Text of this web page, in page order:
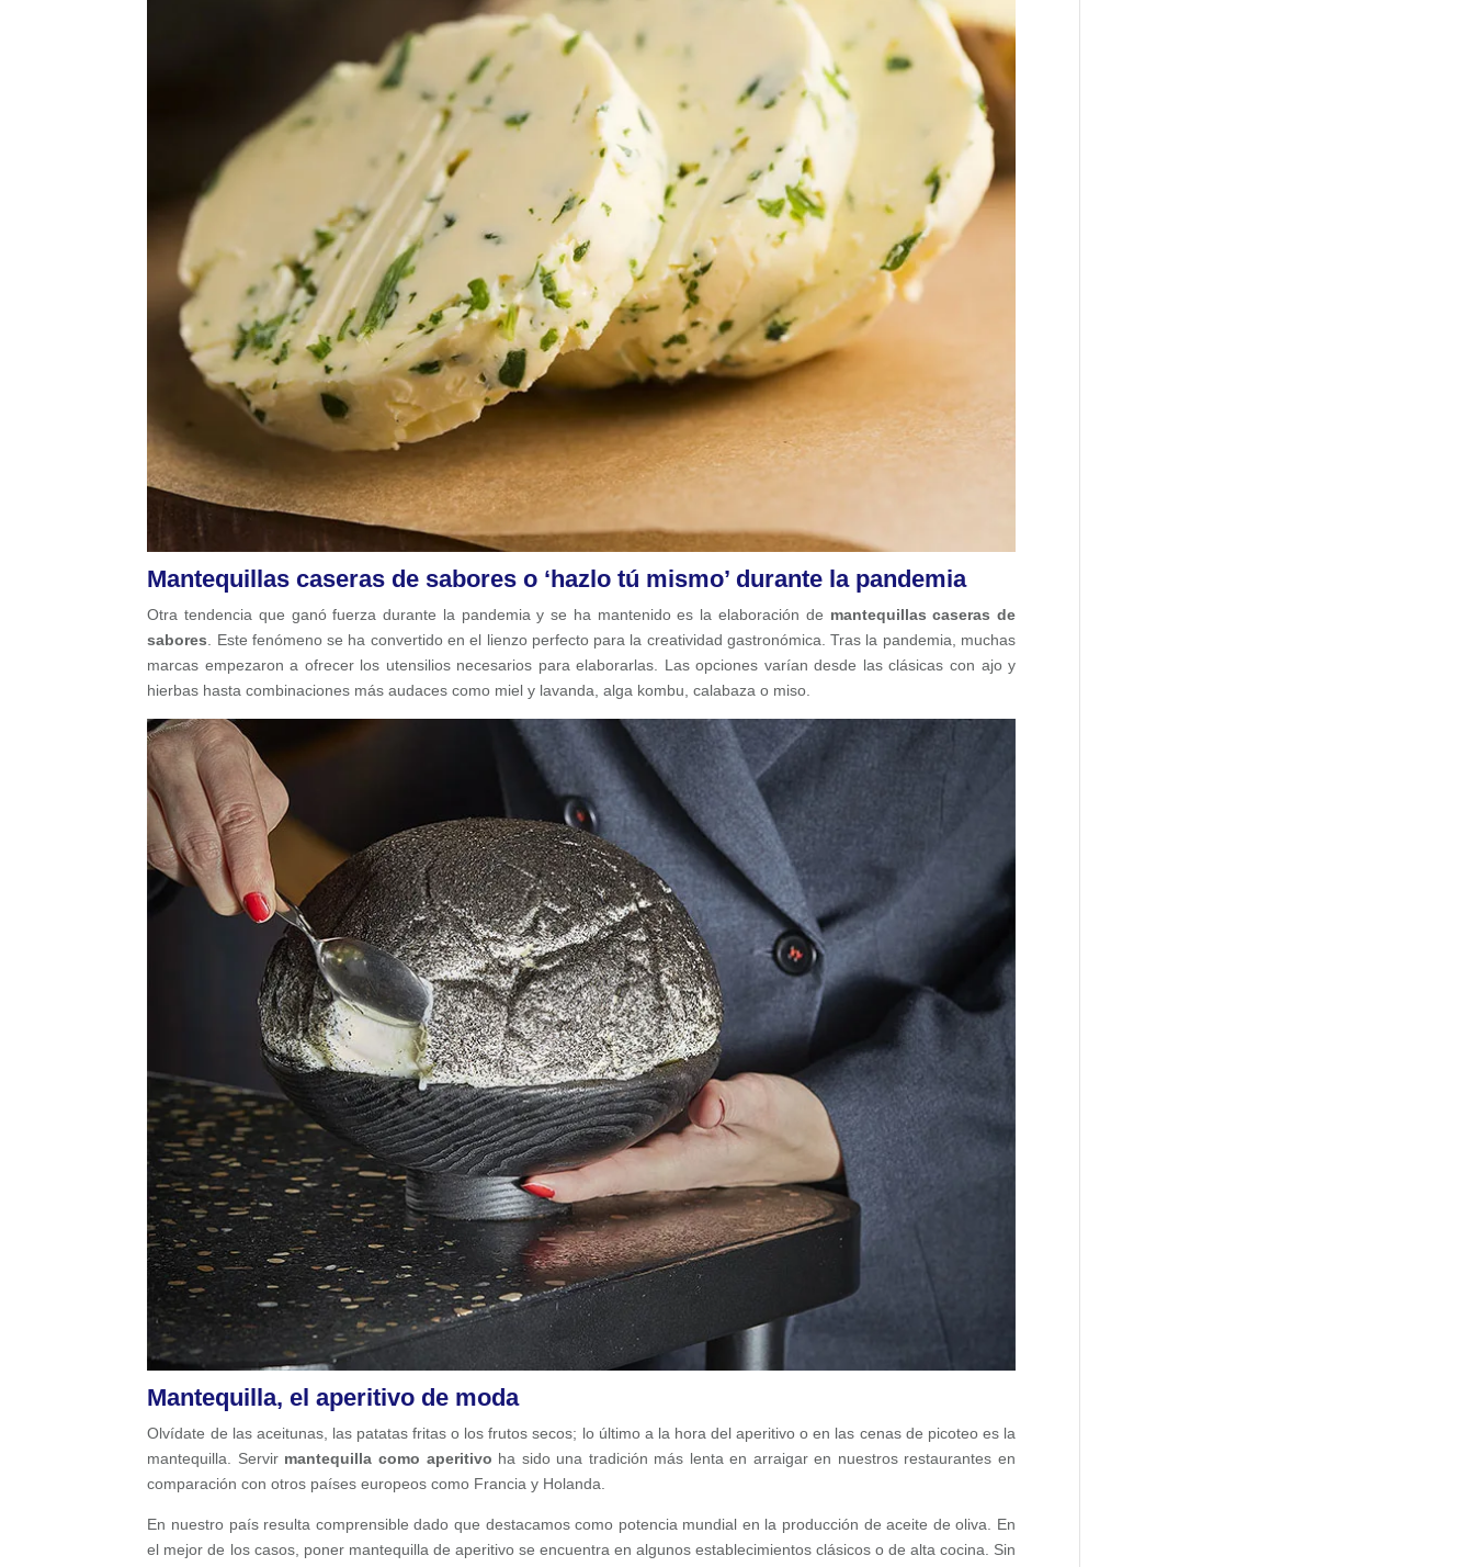
Mantequillas caseras de sabores o ‘hazlo tú mismo’ durante la pandemia
Otra tendencia que ganó fuerza durante la pandemia y se ha mantenido es la elaboración de mantequillas caseras de
sabores . Este fenómeno se ha convertido en el lienzo perfecto para la creatividad gastronómica. Tras la pandemia, muchas
marcas empezaron a ofrecer los utensilios necesarios para elaborarlas. Las opciones varían desde las clásicas con ajo y
hierbas hasta combinaciones más audaces como miel y lavanda, alga kombu, calabaza o miso.
Mantequilla, el aperitivo de moda
Olvídate de las aceitunas, las patatas fritas o los frutos secos; lo último a la hora del aperitivo o en las cenas de picoteo es la
mantequilla. Servir mantequilla como aperitivo ha sido una tradición más lenta en arraigar en nuestros restaurantes en
comparación con otros países europeos como Francia y Holanda.
En nuestro país resulta comprensible dado que destacamos como potencia mundial en la producción de aceite de oliva. En
el mejor de los casos, poner mantequilla de aperitivo se encuentra en algunos establecimientos clásicos o de alta cocina. Sin